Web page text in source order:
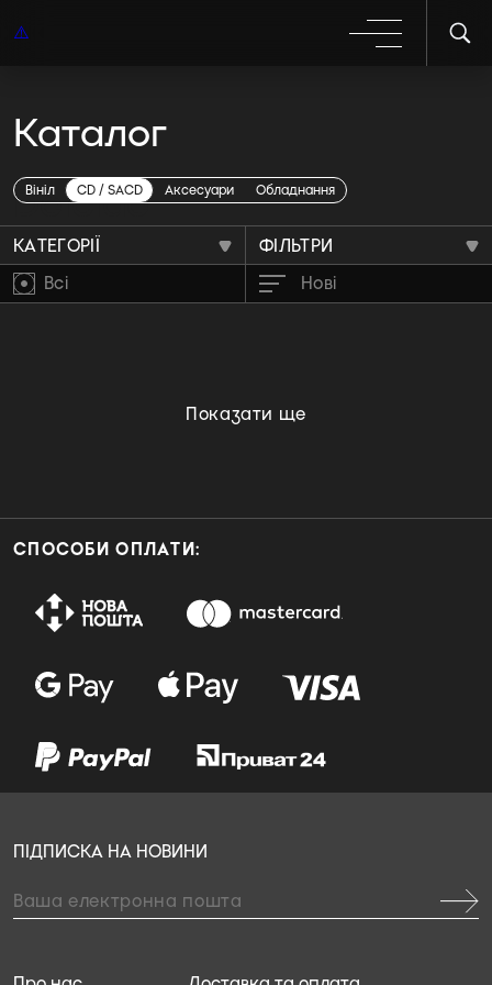
Каталог
Вініл CD / SACD Аксесуари Обладнання
Deicide
КАТЕГОРІЇ
ФІЛЬТРИ
Всі
Нові
Показати ще
СПОСОБИ ОПЛАТИ:
ПІДПИСКА НА НОВИНИ